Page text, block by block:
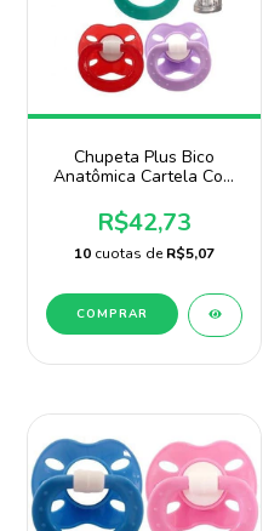
Chupeta Plus Bico
Anatômica Cartela Com
Nany
R$42,73
10 cuotas deR$5,07
COMPRAR